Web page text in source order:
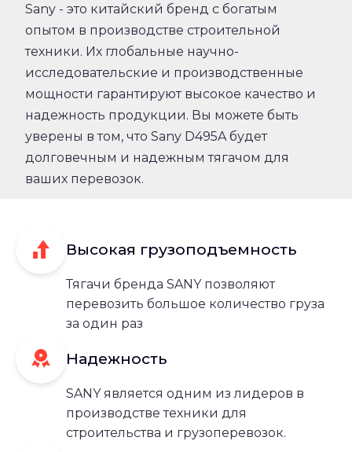
Sany - это китайский бренд с богатым
опытом в производстве строительной
техники. Их глобальные научно-
исследовательские и производственные
мощности гарантируют высокое качество и
надежность продукции. Вы можете быть
уверены в том, что Sany D495A будет
долговечным и надежным тягачом для
ваших перевозок.
Высокая грузоподъемность
Тягачи бренда SANY позволяют
перевозить большое количество груза
за один раз
Надежность
SANY является одним из лидеров в
производстве техники для
строительства и грузоперевозок.